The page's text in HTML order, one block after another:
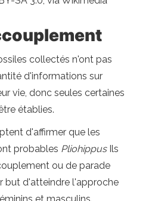
collectés n'ont pas
d'informations sur
vie, donc seules certaines
établies.
d'affirmer que les
probables PliohippusIls
ou de parade
but d'atteindre l'approche